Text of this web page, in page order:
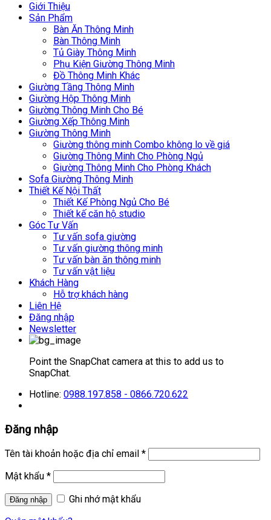
Giới Thiệu
Sản Phẩm
Bàn Ăn Thông Minh
Bàn Thông Minh
Tủ Giày Thông Minh
Phụ Kiện Giường Thông Minh
Đồ Thông Minh Khác
Giường Tầng Thông Minh
Giường Hộp Thông Minh
Giường Thông Minh Cho Bé
Giường Xếp Thông Minh
Giường Thông Minh
Giường thông minh Combo không lo về giá
Giường Thông Minh Cho Phòng Ngủ
Giường Thông Minh Cho Phòng Khách
Sofa Giường Thông Minh
Thiết Kế Nội Thất
Thiết Kế Phòng Ngủ Cho Bé
Thiết kế căn hộ studio
Góc Tư Vấn
Tư vấn sofa giường
Tư vấn giường thông minh
Tư vấn bàn ăn thông minh
Tư vấn vật liệu
Khách Hàng
Hỗ trợ khách hàng
Liên Hệ
Đăng nhập
Newsletter
Point the SnapChat camera at this to add us to
SnapChat.
Hotline: 0988.197.858 - 0866.720.622
Đăng nhập
Tên tài khoản hoặc địa chỉ email *
Mật khẩu *
Ghi nhớ mật khẩu